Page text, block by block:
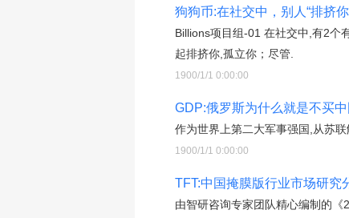
狗狗币:在社交中，别人“排挤
Billions项目组-01 在社交中,有2个
起排挤你,孤立你；尽管.
1900/1/1 0:00:00
GDP:俄罗斯为什么就是不买
作为世界上第二大军事强国,从苏
1900/1/1 0:00:00
TFT:中国掩膜版行业市场研究
由智研咨询专家团队精心编制的